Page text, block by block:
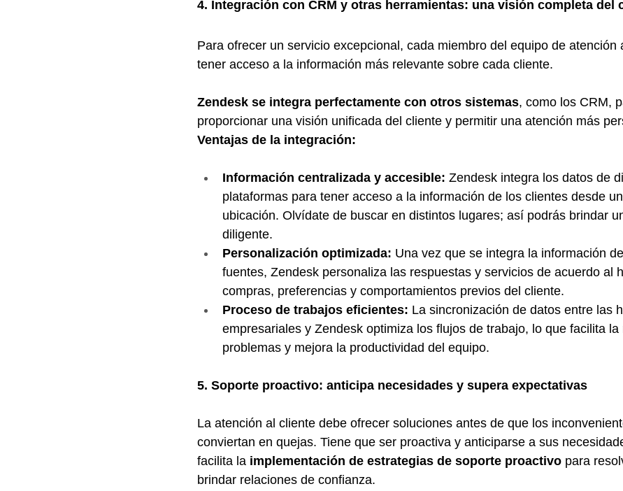
4. Integración con CRM y otras herramientas: una visión completa del
Para ofrecer un servicio excepcional, cada miembro del equipo de atención
tener acceso a la información más relevante sobre cada cliente.
Zendesk se integra perfectamente con otros sistemas, como los CRM,
proporcionar una visión unificada del cliente y permitir una atención más
Ventajas de la integración:
Información centralizada y accesible: Zendesk integra los datos de
plataformas para tener acceso a la información de los clientes desde
ubicación. Olvídate de buscar en distintos lugares; así podrás brindar
diligente.
Personalización optimizada: Una vez que se integra la información
fuentes, Zendesk personaliza las respuestas y servicios de acuerdo al
compras, preferencias y comportamientos previos del cliente.
Proceso de trabajos eficientes: La sincronización de datos entre las
empresariales y Zendesk optimiza los flujos de trabajo, lo que facilita la
problemas y mejora la productividad del equipo.
5. Soporte proactivo: anticipa necesidades y supera expectativas
La atención al cliente debe ofrecer soluciones antes de que los
conviertan en quejas. Tiene que ser proactiva y anticiparse a sus
facilita la implementación de estrategias de soporte proactivo para
brindar relaciones de confianza.